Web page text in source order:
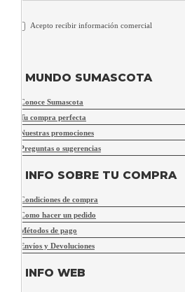
Acepto recibir información comercial
MUNDO SUMASCOTA
Conoce Sumascota
Tu compra perfecta
Nuestras promociones
Preguntas o sugerencias
INFO SOBRE TU COMPRA
Condiciones de compra
Como hacer un pedido
Métodos de pago
Envíos y Devoluciones
INFO WEB